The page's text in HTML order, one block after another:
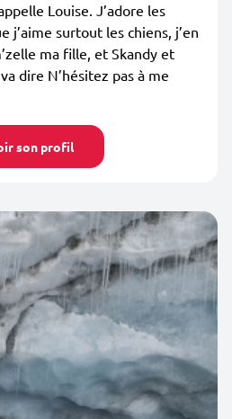
Louise. J’adore les
j’aime surtout les chiens, j’en
ma fille, et Skandy et
dire N’hésitez pas à me
son profil